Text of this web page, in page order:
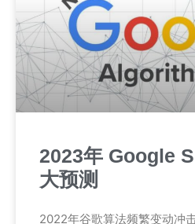
2023年 Google
大预测
2022年谷歌算法频繁变动冲